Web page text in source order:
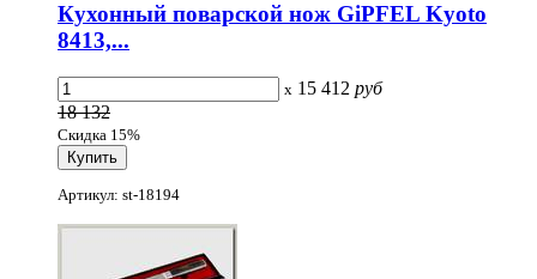
Кухонный поварской нож GiPFEL Kyoto
8413,...
x 15 412 руб
18 132
Скидка 15%
Артикул: st-18194